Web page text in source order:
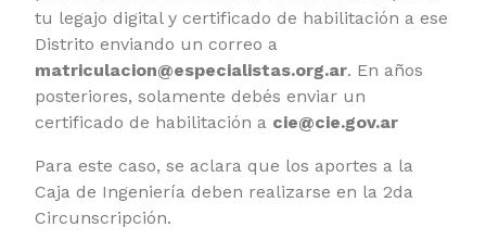
tu legajo digital y certificado de habilitación a ese
Distrito enviando un correo a
matriculacion@especialistas.org.ar. En años
posteriores, solamente debés enviar un
certificado de habilitación a cie@cie.gov.ar
Para este caso, se aclara que los aportes a la
Caja de Ingeniería deben realizarse en la 2da
Circunscripción.